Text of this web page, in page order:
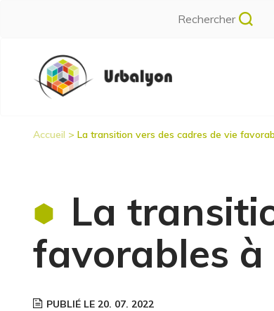
Rechercher
Navigation
principale
Accueil La transition vers des cadres de vie
La
favorables
PUBLIÉ LE 20. 07. 2022